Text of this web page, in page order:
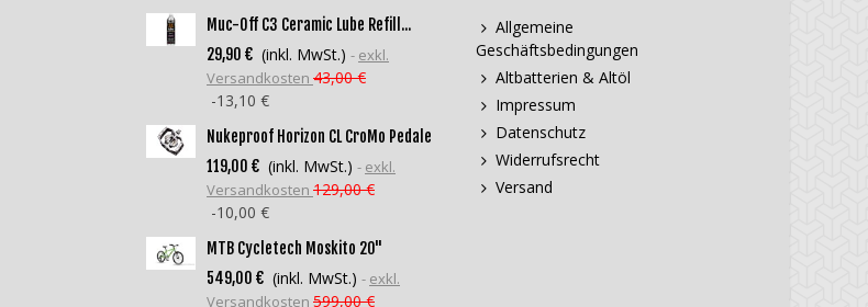
Muc-Off C3 Ceramic Lube Refill...
29,90 € (inkl. MwSt.)
exkl.
Versandkosten 43,00 €
-13,10 €
Nukeproof Horizon CL CroMo Pedale
119,00 € (inkl. MwSt.)
exkl.
Versandkosten 129,00 €
-10,00 €
MTB Cycletech Moskito 20"
549,00 € (inkl. MwSt.)
exkl.
Versandkosten 599,00 €
Allgemeine
Geschäftsbedingungen
Altbatterien & Altöl
Impressum
Datenschutz
Widerrufsrecht
Versand